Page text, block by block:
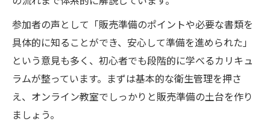
参加者の声として「販売準備のポイントや必要な書類を
具体的に知ることができ、安心して準備を進められた」
という意見も多く、初心者でも段階的に学べるカリキュ
ラムが整っています。まずは基本的な衛生管理を押さ
え、オンライン教室でしっかりと販売準備の土台を作り
ましょう。